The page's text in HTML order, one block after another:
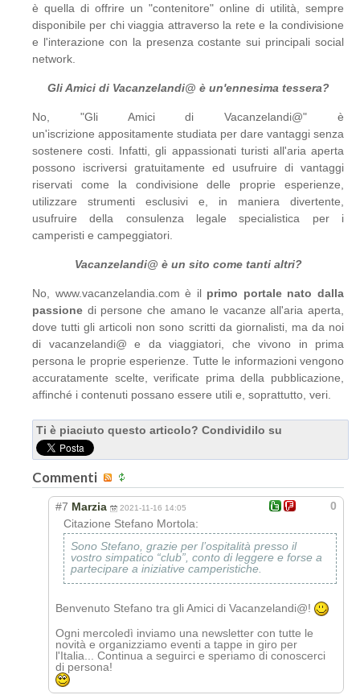
è quella di offrire un "contenitore" online di utilità, sempre
disponibile per chi viaggia attraverso la rete e la condivisione
e l'interazione con la presenza costante sui principali social
network.
Gli Amici di Vacanzelandi@ è un'ennesima tessera?
No, "Gli Amici di Vacanzelandi@" è
un'iscrizione appositamente studiata per dare vantaggi senza
sostenere costi. Infatti, gli appassionati turisti all'aria aperta
possono iscriversi gratuitamente ed usufruire di vantaggi
riservati come la condivisione delle proprie esperienze,
utilizzare strumenti esclusivi e, in maniera divertente,
usufruire della consulenza legale specialistica per i
camperisti e campeggiatori.
Vacanzelandi@ è un sito come tanti altri?
No, www.vacanzelandia.com è il primo portale nato dalla
passione di persone che amano le vacanze all'aria aperta,
dove tutti gli articoli non sono scritti da giornalisti, ma da noi
di vacanzelandi@ e da viaggiatori, che vivono in prima
persona le proprie esperienze. Tutte le informazioni vengono
accuratamente scelte, verificate prima della pubblicazione,
affinché i contenuti possano essere utili e, soprattutto, veri.
Ti è piaciuto questo articolo? Condividilo su
Commenti
0
#7 Marzia 2021-11-16 14:05
Citazione Stefano Mortola:
Sono Stefano, grazie per l’ospitalità presso il
vostro simpatico “club”, conto di leggere e forse a
partecipare a iniziative camperistiche.
Benvenuto Stefano tra gli Amici di Vacanzelandi@!
Ogni mercoledì inviamo una newsletter con tutte le
novità e organizziamo eventi a tappe in giro per
l'Italia... Continua a seguirci e speriamo di conoscerci
di persona!